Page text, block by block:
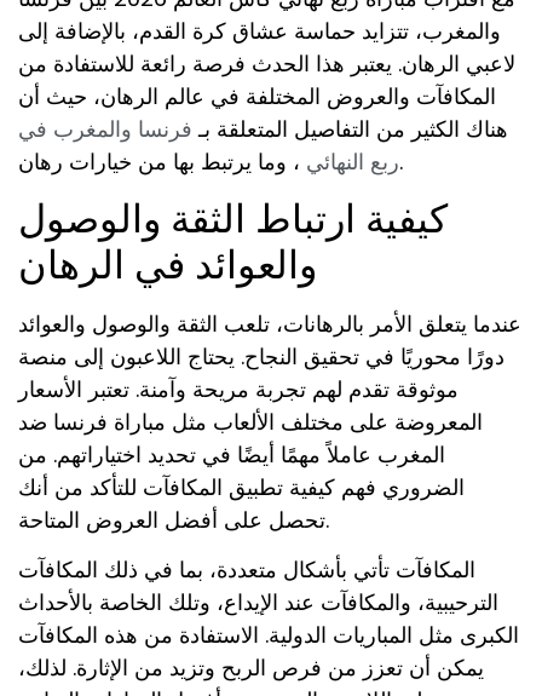
والمغرب، تتزايد حماسة عشاق كرة القدم، بالإضافة إلى
لاعبي الرهان. يعتبر هذا الحدث فرصة رائعة للاستفادة من
المكافآت والعروض المختلفة في عالم الرهان، حيث أن
هناك الكثير من التفاصيل المتعلقة بـ فرنسا والمغرب في
ربع النهائي، وما يرتبط بها من خيارات رهان.
كيفية ارتباط الثقة والوصول
والعوائد في الرهان
عندما يتعلق الأمر بالرهانات، تلعب الثقة والوصول والعوائد
دورًا محوريًا في تحقيق النجاح. يحتاج اللاعبون إلى منصة
موثوقة تقدم لهم تجربة مريحة وآمنة. تعتبر الأسعار
المعروضة على مختلف الألعاب مثل مباراة فرنسا ضد
المغرب عاملاً مهمًا أيضًا في تحديد اختياراتهم. من
الضروري فهم كيفية تطبيق المكافآت للتأكد من أنك
تحصل على أفضل العروض المتاحة.
المكافآت تأتي بأشكال متعددة، بما في ذلك المكافآت
الترحيبية، والمكافآت عند الإيداع، وتلك الخاصة بالأحداث
الكبرى مثل المباريات الدولية. الاستفادة من هذه المكافآت
يمكن أن تعزز من فرص الربح وتزيد من الإثارة. لذلك،